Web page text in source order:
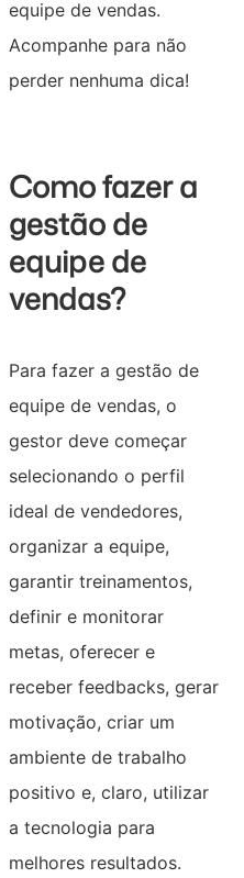
equipe de vendas.
Acompanhe para não
perder nenhuma dica!
Como fazer a
gestão de
equipe de
vendas?
Para fazer a gestão de
equipe de vendas, o
gestor deve começar
selecionando o perfil
ideal de vendedores,
organizar a equipe,
garantir treinamentos,
definir e monitorar
metas, oferecer e
receber feedbacks, gerar
motivação, criar um
ambiente de trabalho
positivo e, claro, utilizar
a tecnologia para
melhores resultados.